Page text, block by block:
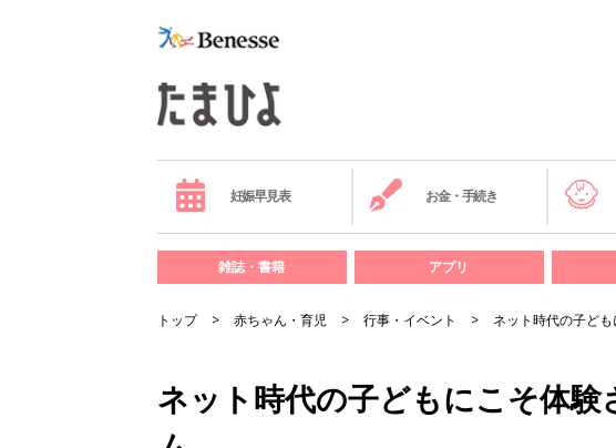
妊娠早見表 お金・手続き
雑誌・書籍 アプリ
トップ 赤ちゃん・育児 行事・イベント ネット時代の子ど
ネット時代の子どもにこそ体